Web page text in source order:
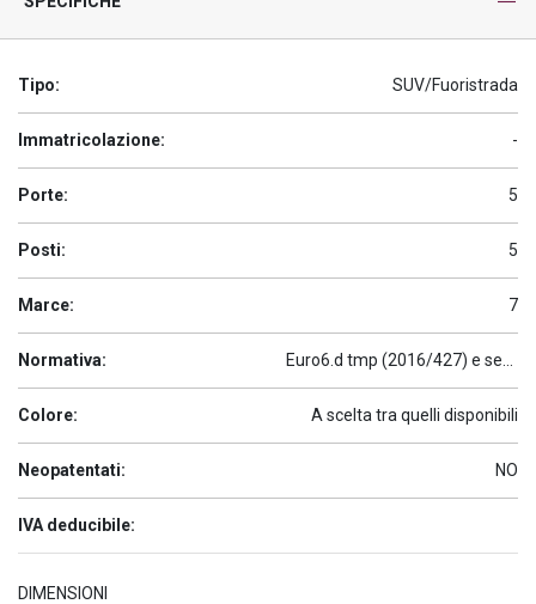
Tipo: SUV/Fuoristrada
Immatricolazione: -
Porte: 5
Posti: 5
Marce: 7
Normativa:
Colore: A scelta tra quelli disponibili
Neopatentati: NO
IVA deducibile:
DIMENSIONI